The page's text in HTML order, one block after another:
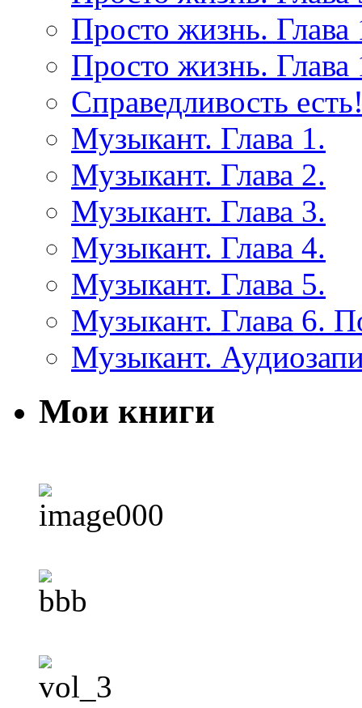
Просто жизнь. Глава
Просто жизнь. Глава
Справедливость
Музыкант. Глава 1.
Музыкант. Глава 2.
Музыкант. Глава 3.
Музыкант. Глава 4.
Музыкант. Глава 5.
Музыкант. Глава 6.
Музыкант.
Мои книги